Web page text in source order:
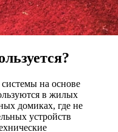
на основе
в жилых
домиках, где не
устройств